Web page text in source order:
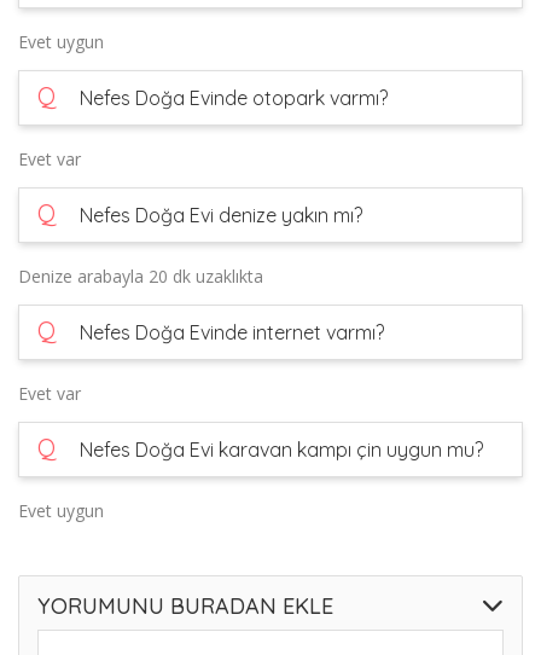
Evet uygun
Q Nefes Doğa Evinde otopark varmı?
Evet var
Q Nefes Doğa Evi denize yakın mı?
Denize arabayla 20 dk uzaklıkta
Q Nefes Doğa Evinde internet varmı?
Evet var
Q Nefes Doğa Evi karavan kampı çin uygun mu?
Evet uygun
YORUMUNU BURADAN EKLE